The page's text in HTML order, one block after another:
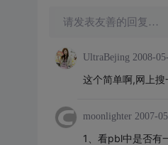
请发表友善的回复…
UltraBejing 2008-
这个简单啊,网上
moonlighter 2007-
1、看pbl中是否有